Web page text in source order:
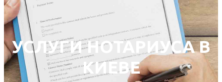
УСЛУГИ НОТАРИУСА В
КИЕВЕ